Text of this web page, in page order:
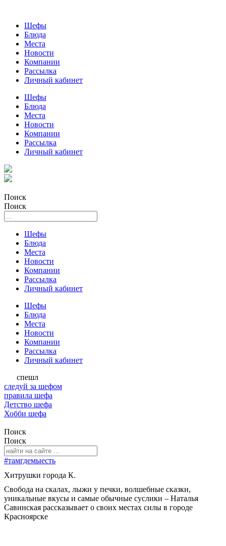
Шефы
Блюда
Места
Новости
Компании
Рассылка
Личный кабинет
Шефы
Блюда
Места
Новости
Компании
Рассылка
Личный кабинет
Поиск
Поиск
Шефы
Блюда
Места
Новости
Компании
Рассылка
Личный кабинет
Шефы
Блюда
Места
Новости
Компании
Рассылка
Личный кабинет
спешл
следуй за шефом
правила шефа
Детство шефа
Хобби шефа
Поиск
Поиск
#тамгдемыесть
Хитрушки города К.
Свобода на скалах, лыжи у печки, волшебные сказки,
уникальные вкусы и самые обычные суслики – Наталья
Савинская рассказывает о своих местах силы в городе
Красноярске